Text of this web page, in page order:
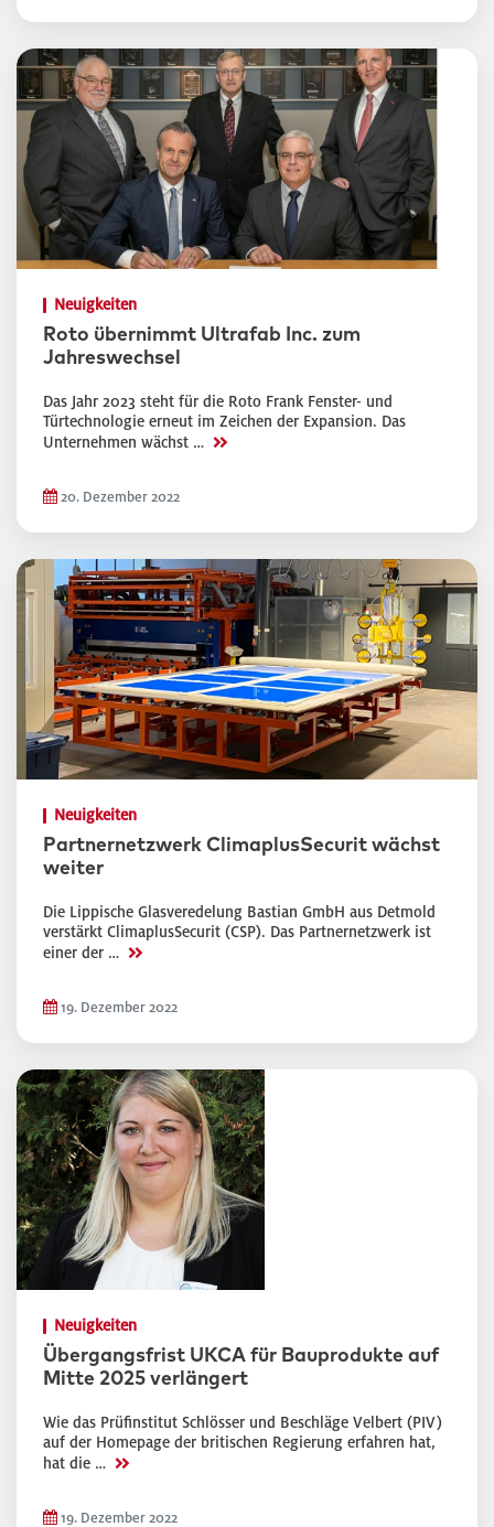
Neuigkeiten
Roto übernimmt Ultrafab Inc. zum
Jahreswechsel
Das Jahr 2023 steht für die Roto Frank Fenster- und
Türtechnologie erneut im Zeichen der Expansion. Das
Unternehmen wächst … >>
20. Dezember 2022
Neuigkeiten
Partnernetzwerk ClimaplusSecurit wächst
weiter
Die Lippische Glasveredelung Bastian GmbH aus Detmold
verstärkt ClimaplusSecurit (CSP). Das Partnernetzwerk ist
einer der … >>
19. Dezember 2022
Neuigkeiten
Übergangsfrist UKCA für Bauprodukte auf
Mitte 2025 verlängert
Wie das Prüfinstitut Schlösser und Beschläge Velbert (PIV)
auf der Homepage der britischen Regierung erfahren hat,
hat die … >>
19. Dezember 2022